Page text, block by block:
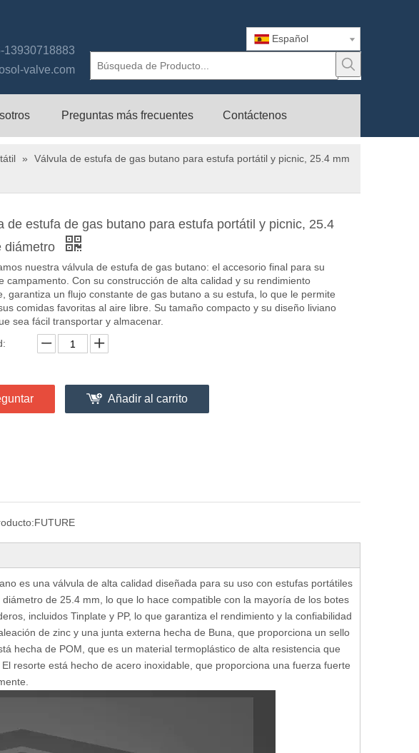
13930718883
valve.com
Español
Preguntas más frecuentes Contáctenos
»
Válvula de estufa de gas butano para estufa portátil y picnic, 25.4 mm
de estufa de gas butano para estufa portátil y picnic, 25.4
diámetro
nuestra válvula de estufa de gas butano: el accesorio final para su
campamento. Con su construcción de alta calidad y su rendimiento
garantiza un flujo constante de gas butano a su estufa, lo que le permite
comidas favoritas al aire libre. Su tamaño compacto y su diseño liviano
sea fácil transportar y almacenar.
Añadir al carrito
FUTURE
es una válvula de alta calidad diseñada para su uso con estufas portátiles
de 25.4 mm, lo que lo hace compatible con la mayoría de los botes
incluidos Tinplate y PP, lo que garantiza el rendimiento y la confiabilidad
de zinc y una junta externa hecha de Buna, que proporciona un sello
hecha de POM, que es un material termoplástico de alta resistencia que
resorte está hecho de acero inoxidable, que proporciona una fuerza fuerte